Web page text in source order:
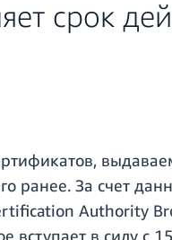
срок
ранее. За счет
Authority
в силу с